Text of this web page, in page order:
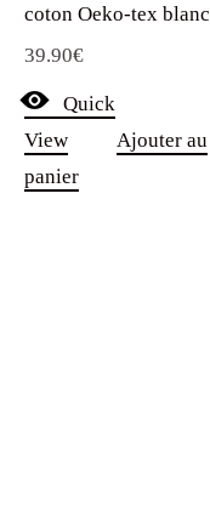
coton Oeko-tex blanc
39.90€
Quick
View
Ajouter au
panier